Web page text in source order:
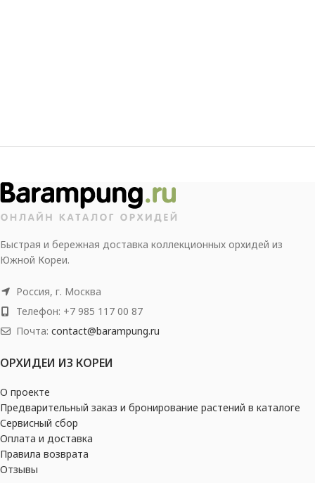
Быстрая и бережная доставка коллекционных орхидей из
Южной Кореи.
Россия, г. Москва
Телефон: +7 985 117 00 87
Почта: contact@barampung.ru
ОРХИДЕИ ИЗ КОРЕИ
О проекте
Предварительный заказ и бронирование растений в каталоге
Сервисный сбор
Оплата и доставка
Правила возврата
Отзывы